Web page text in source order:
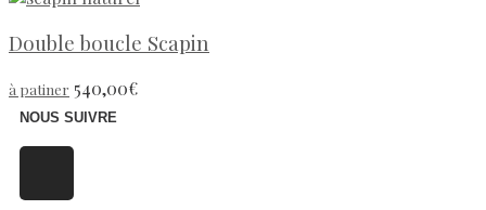
Double boucle Scapin
à patiner 540,00€
NOUS SUIVRE